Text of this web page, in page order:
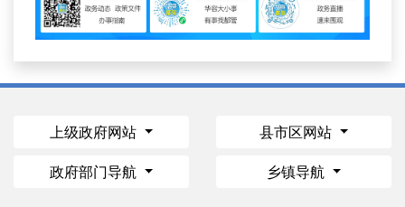
上级政府网站 县市区网站
政府部门导航 乡镇导航